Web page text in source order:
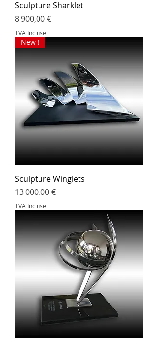
Sculpture Sharklet
Prix
8 900,00 €
TVA Incluse
New !
Sculpture Winglets
Prix
13 000,00 €
TVA Incluse